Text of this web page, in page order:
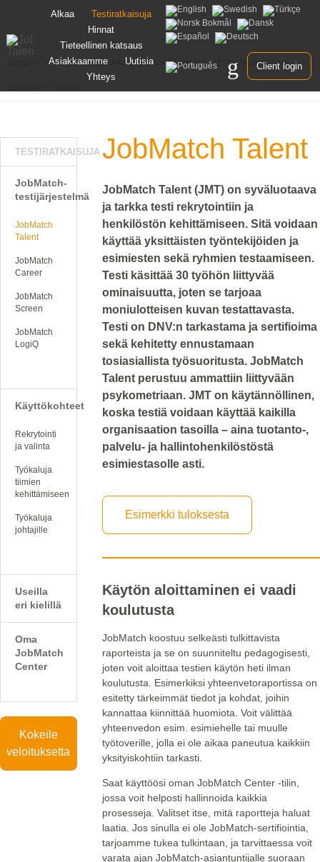
Siirry
Alkaa
Testiratkaisuja
Hinnat
Tieteellinen katsaus
Asiakkaamme
Uutisia
Yhteys
Client login
JOBMATCH TALENT>TESTIRATKAISUJA >JOBMATCH-TESTIJÄRJESTELMÄ>
JobMatch Talent
JobMatch Talent (JMT) on syväluotaava
ja tarkka testi rekrytointiin ja
henkilöstön kehittämiseen. Sitä voidaan
käyttää yksittäisten työntekijöiden ja
esimiesten sekä ryhmien testaamiseen.
Testi käsittää 30 työhön liittyvää
ominaisuutta, joten se tarjoaa
moniulotteisen kuvan testattavasta.
Testi on DNV:n tarkastama ja sertifioima
sekä kehitetty ennustamaan
tosiasiallista työsuoritusta. JobMatch
Talent perustuu ammattiin liittyvään
psykometriaan. JMT on käytännöllinen,
koska testiä voidaan käyttää kaikilla
organisaation tasoilla – aina tuotanto-,
palvelu- ja hallintohenkilöstöstä
esimiestasolle asti.
Esimerkki tuloksesta
Käytön aloittaminen ei vaadi
koulutusta
JobMatch koostuu selkeästi tulkittavista
raporteista ja se on suunniteltu pedagogisesti,
joten voit aloittaa testien käytön heti ilman
koulutusta. Esimerkiksi yhteenvetoraportissa on
esitetty tärkeimmät tiedot ja kohdat, joihin
kannattaa kiinnittää huomiota. Voit välittää
yhteenvedon esim. esimiehelle tai muulle
työtoverille, jolla ei ole aikaa paneutua kaikkiin
yksityiskohtiin tarkasti.
Saat käyttöösi oman JobMatch Center -tilin,
jossa voit helposti hallinnoida kaikkia
prosesseja. Valitset itse, mitä raportteja haluat
laatia. Jos sinulla ei ole JobMatch-sertifiointia,
tarjoamme tukea tulkintaan, ja tarvittaessa voit
varata ajan JobMatch-asiantuntijalle suoraan
TESTIRATKAISUJA
JobMatch-
testijärjestelmä
JobMatch
Talent
JobMatch
Career
JobMatch
Screen
JobMatch
LogiQ
Käyttökohteet
Rekrytointi
ja valinta
Työkaluja
tiimien
kehittämiseen
Työkaluja
johtajille
Useilla
eri kielillä
Oma
JobMatch
Center
Kokeile
veloituksetta